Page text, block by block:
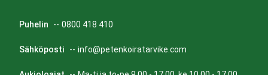
Puhelin -- 0800 418 410
Sähköposti -- info@petenkoiratarvike.com